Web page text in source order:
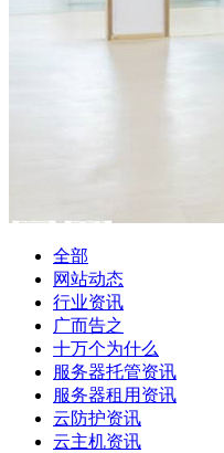
全部
网站动态
行业资讯
广而告之
十万个为什么
服务器托管资讯
服务器租用资讯
云防护资讯
云主机资讯